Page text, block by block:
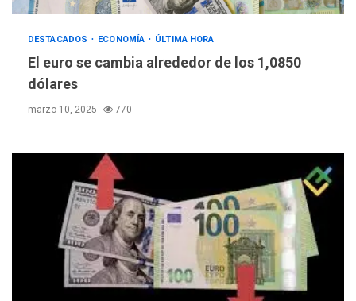
DESTACADOS ECONOMÍA ÚLTIMA HORA
El euro se cambia alrededor de los 1,0850
dólares
marzo 10, 2025 770